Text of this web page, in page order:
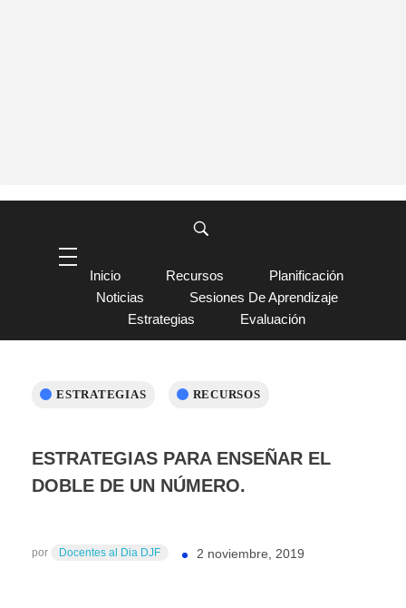
Inicio Recursos
Planificación
Noticias
Sesiones De Aprendizaje
Estrategias
Evaluación
ESTRATEGIAS PARA ENSEÑAR EL
DOBLE DE UN NÚMERO.
2 noviembre, 2019
por Docentes al Dia DJF
ESTRATEGIAS RECURSOS